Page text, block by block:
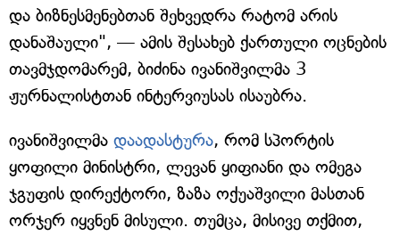
და ბიზნესმენებთან შეხვედრა რატომ არის
დანაშაული", — ამის შესახებ ქართული ოცნების
თავმჯდომარემ, ბიძინა ივანიშვილმა 3
ჟურნალისტთან ინტერვიუსას ისაუბრა.
ივანიშვილმა დაადასტურა, რომ სპორტის
ყოფილი მინისტრი, ლევან ყიფიანი და ომეგა
ჯგუფის დირექტორი, ზაზა ოქუაშვილი მასთან
ორჯერ იყვნენ მისული. თუმცა, მისივე თქმით,